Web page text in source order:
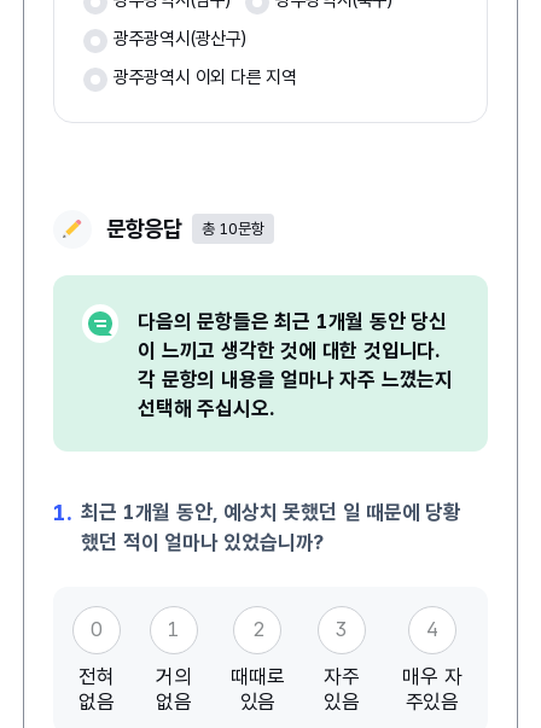
광주광역시(광산구)
광주광역시 이외 다른 지역
문항응답 총 10문항
다음의 문항들은 최근 1개월 동안 당신
이 느끼고 생각한 것에 대한 것입니다.
각 문항의 내용을 얼마나 자주 느꼈는지
선택해 주십시오.
1. 최근 1개월 동안, 예상치 못했던 일 때문에 당황
했던 적이 얼마나 있었습니까?
0
전혀
없음
1
거의
없음
2
때때로
있음
3
자주
있음
4
매우 자
주있음